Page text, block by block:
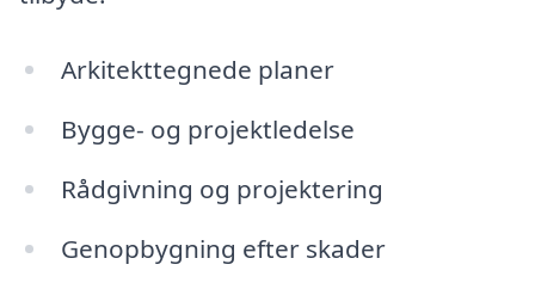
Arkitekttegnede planer
Bygge- og projektledelse
Rådgivning og projektering
Genopbygning efter skader